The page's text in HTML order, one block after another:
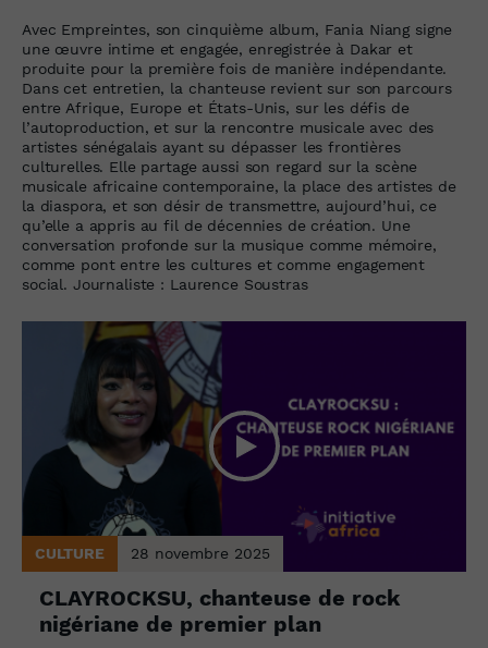
Avec Empreintes, son cinquième album, Fania Niang signe
une œuvre intime et engagée, enregistrée à Dakar et
produite pour la première fois de manière indépendante.
Dans cet entretien, la chanteuse revient sur son parcours
entre Afrique, Europe et États-Unis, sur les défis de
l’autoproduction, et sur la rencontre musicale avec des
artistes sénégalais ayant su dépasser les frontières
culturelles. Elle partage aussi son regard sur la scène
musicale africaine contemporaine, la place des artistes de
la diaspora, et son désir de transmettre, aujourd’hui, ce
qu’elle a appris au fil de décennies de création. Une
conversation profonde sur la musique comme mémoire,
comme pont entre les cultures et comme engagement
social. Journaliste : Laurence Soustras
CULTURE 28 novembre 2025
CLAYROCKSU, chanteuse de rock
nigériane de premier plan